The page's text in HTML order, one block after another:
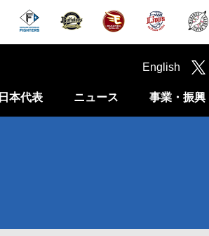
日本代表 ニュース 事業・振興
English